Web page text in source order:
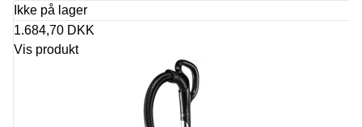
Ikke på lager
1.684,70 DKK
Vis produkt